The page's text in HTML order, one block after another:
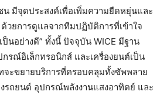
มีจุดประสงค์เพื่อเพิ่มความยืดหยุ่นและ
วยการดูแลจากทีมปฏิบัติการที่เข้าใจ
นอย่างดี” ทั้งนี้ ปัจจุบัน WICE มีฐาน
รณ์อิเล็กทรอนิกส์ และเครื่องยนต์เป็น
ะขยายบริการที่ครอบคลุมทั้งซัพพลาย
รถยนต์ อุปกรณ์พลังงานแสงอาทิตย์ และ